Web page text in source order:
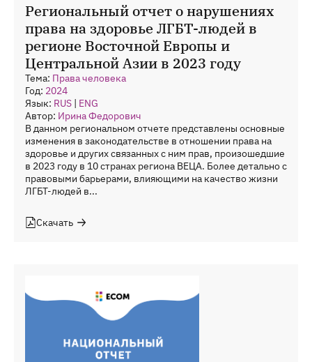
Региональный отчет о нарушениях
права на здоровье ЛГБТ-людей в
регионе Восточной Европы и
Центральной Азии в 2023 году
Тема: Права человека
Год: 2024
Язык: RUS | ENG
Автор: Ирина Федорович
В данном региональном отчете представлены основные
изменения в законодательстве в отношении права на
здоровье и других связанных с ним прав, произошедшие
в 2023 году в 10 странах региона ВЕЦА. Более детально с
правовыми барьерами, влияющими на качество жизни
ЛГБТ-людей в...
Скачать